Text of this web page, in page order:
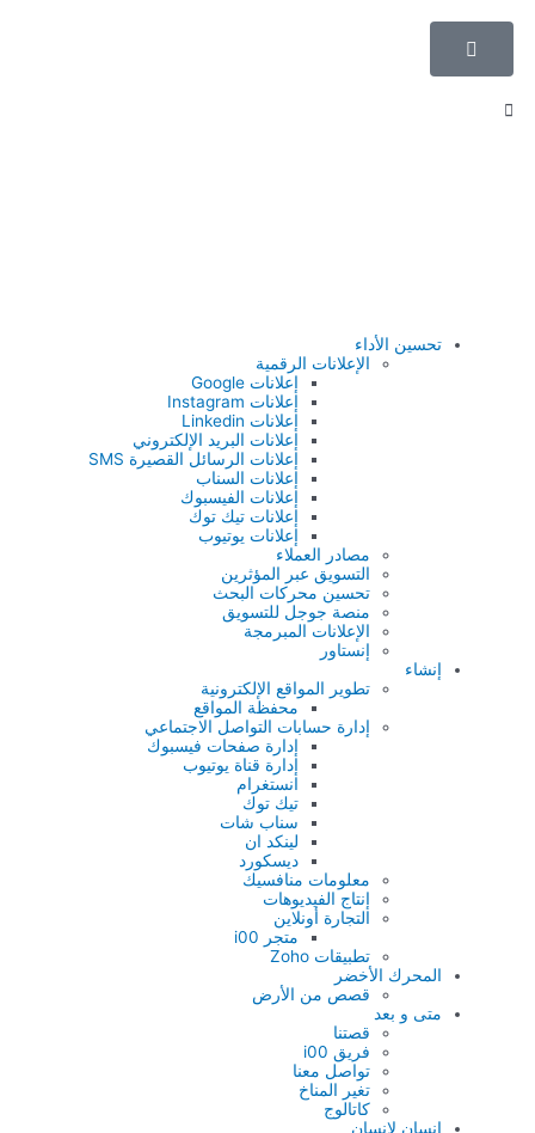
تحسين الأداء
الإعلانات الرقمية
إعلانات Google
إعلانات Instagram
إعلانات Linkedin
إعلانات البريد الإلكتروني
إعلانات الرسائل القصيرة SMS
إعلانات السناب
إعلانات الفيسبوك
إعلانات تيك توك
إعلانات يوتيوب
مصادر العملاء
التسويق عبر المؤثرين
تحسين محركات البحث
منصة جوجل للتسويق
الإعلانات المبرمجة
إنستاور
إنشاء
تطوير المواقع الإلكترونية
محفظة المواقع
إدارة حسابات التواصل الاجتماعي
إدارة صفحات فيسبوك
إدارة قناة يوتيوب
انستغرام
تيك توك
سناب شات
لينكد ان
ديسكورد
معلومات منافسيك
إنتاج الفيديوهات
التجارة أونلاين
متجر i00
تطبيقات Zoho
المحرك الأخضر
قصص من الأرض
متى و بعد
قصتنا
فريق i00
تواصل معنا
تغير المناخ
كاتالوج
إنسان لإنسان